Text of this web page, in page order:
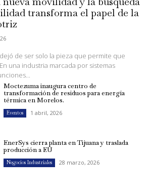
transforma el papel de la
de ser solo la pieza que permite que
una industria marcada por sistemas
Moctezuma inaugura centro de
transformación de residuos para energía
térmica en Morelos.
Eventos 1 abril, 2026
EnerSys cierra planta en Tijuana y traslada
producción a EU
Negocios Industriales 28 marzo, 2026